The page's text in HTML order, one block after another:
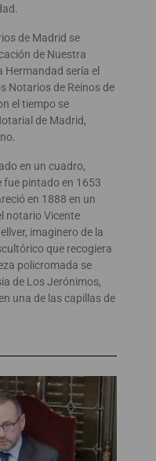
de Madrid se
de Nuestra
Hermandad sería el
Notarios de Reinos de
el tiempo se
de Madrid,
en un cuadro,
fue pintado en 1653
en 1888 en un
notario Vicente
imaginero de la
que recogiera
policromada se
de Los Jerónimos,
una de las capillas de